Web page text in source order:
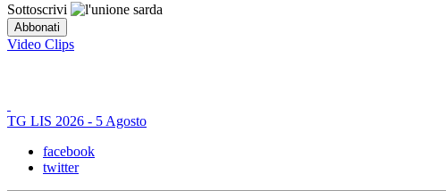
Sottoscrivi
Video Clips
TG LIS 2026 - 5 Agosto
facebook
twitter